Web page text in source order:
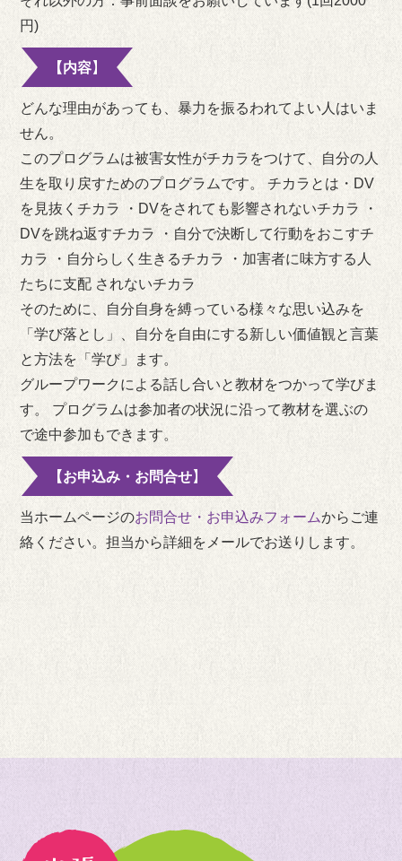
円)
【内容】
どんな理由があっても、暴力を振るわれてよい人はいま
せん。
このプログラムは被害女性がチカラをつけて、自分の人
生を取り戻すためのプログラムです。 チカラとは・DV
を見抜くチカラ ・DVをされても影響されないチカラ ・
DVを跳ね返すチカラ ・自分で決断して行動をおこすチ
カラ ・自分らしく生きるチカラ ・加害者に味方する人
たちに支配 されないチカラ
そのために、自分自身を縛っている様々な思い込みを
「学び落とし」、自分を自由にする新しい価値観と言葉
と方法を「学び」ます。
グループワークによる話し合いと教材をつかって学びま
す。 プログラムは参加者の状況に沿って教材を選ぶの
で途中参加もできます。
【お申込み・お問合せ】
当ホームページのお問合せ・お申込みフォームからご連
絡ください。担当から詳細をメールでお送りします。